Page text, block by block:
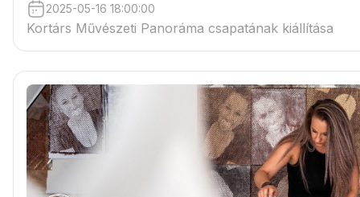
2025-05-16 18:00:00
Kortárs Művészeti Panoráma csapatának kiállítása